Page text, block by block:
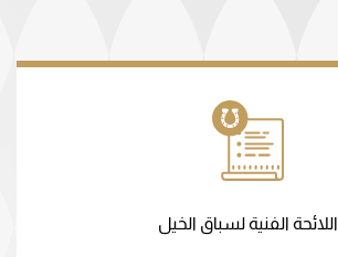
اللائحة الفنية لسباق الخيل